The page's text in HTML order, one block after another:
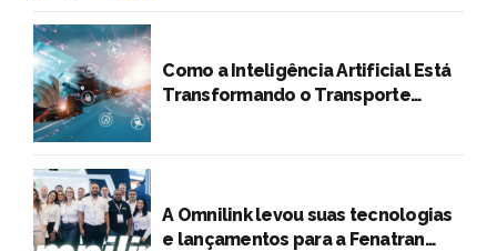
Como a Inteligência Artificial Está
Transformando o Transporte
A Omnilink levou suas tecnologias
e lançamentos para a Fenatran